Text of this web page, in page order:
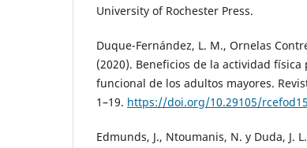
University of Rochester Press.
Duque-Fernández, L. M., Ornelas
(2020). Beneficios de la actividad
funcional de los adultos mayores.
1–19. https://doi.org/10.29105/
Edmunds, J., Ntoumanis, N. y Duda, J.